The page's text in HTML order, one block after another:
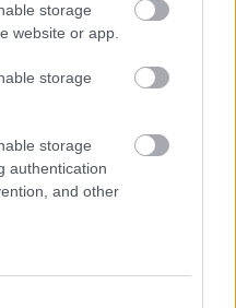
storage
website or app.
storage
storage
authentication
and other